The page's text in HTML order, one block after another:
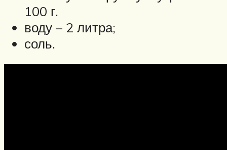
100 г.
воду – 2 литра;
соль.